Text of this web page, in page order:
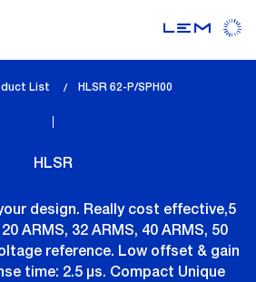
List
lem_current_page
HLSR 62-P/SPH00
HLSR
design. Really cost effective,5
ARMS, 32 ARMS, 40 ARMS, 50
reference. Low offset & gain
time: 2.5 µs. Compact Unique